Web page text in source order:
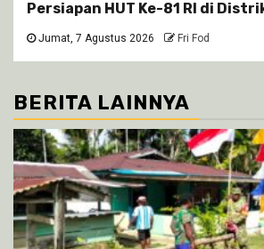
Persiapan HUT Ke-81 RI di
Jumat, 7 Agustus 2026 Fri Fod
BERITA LAINNYA